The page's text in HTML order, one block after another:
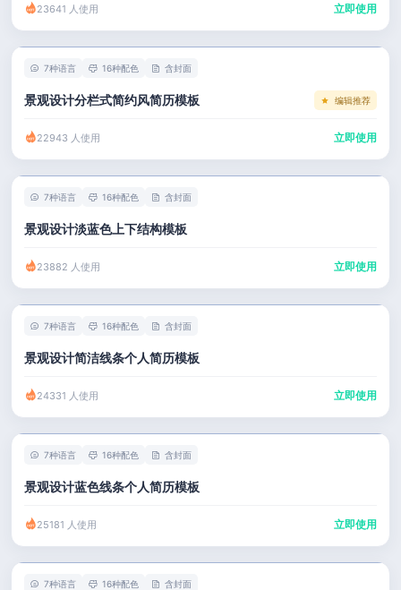
房产建筑
23641 人使用 立即使用
7种语言 16种配色 含封面
景观设计分栏式简约风简历模板 编辑推荐
22943 人使用 立即使用
7种语言 16种配色 含封面
景观设计淡蓝色上下结构模板
23882 人使用 立即使用
7种语言 16种配色 含封面
景观设计简洁线条个人简历模板
24331 人使用 立即使用
7种语言 16种配色 含封面
景观设计蓝色线条个人简历模板
25181 人使用 立即使用
7种语言 16种配色 含封面